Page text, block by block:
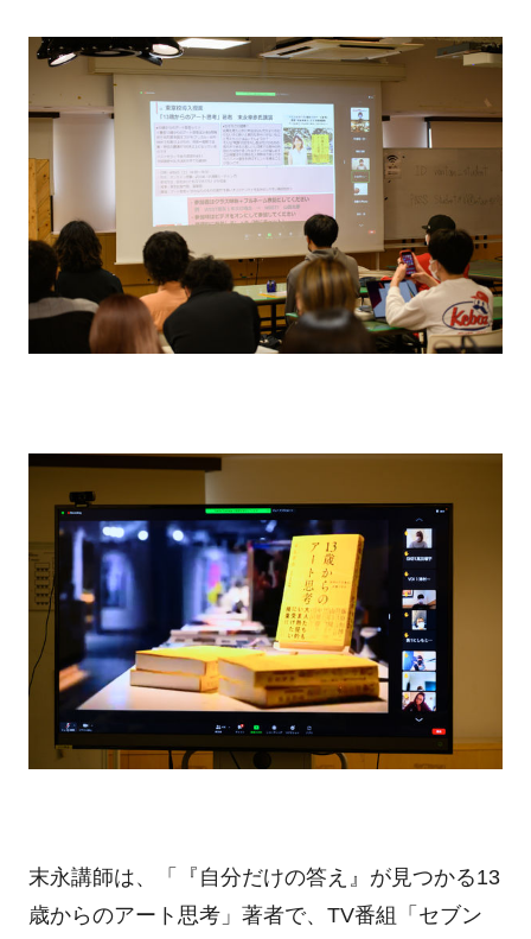
末永講師は、「『自分だけの答え』が見つかる13
歳からのアート思考」著者で、TV番組「セブン